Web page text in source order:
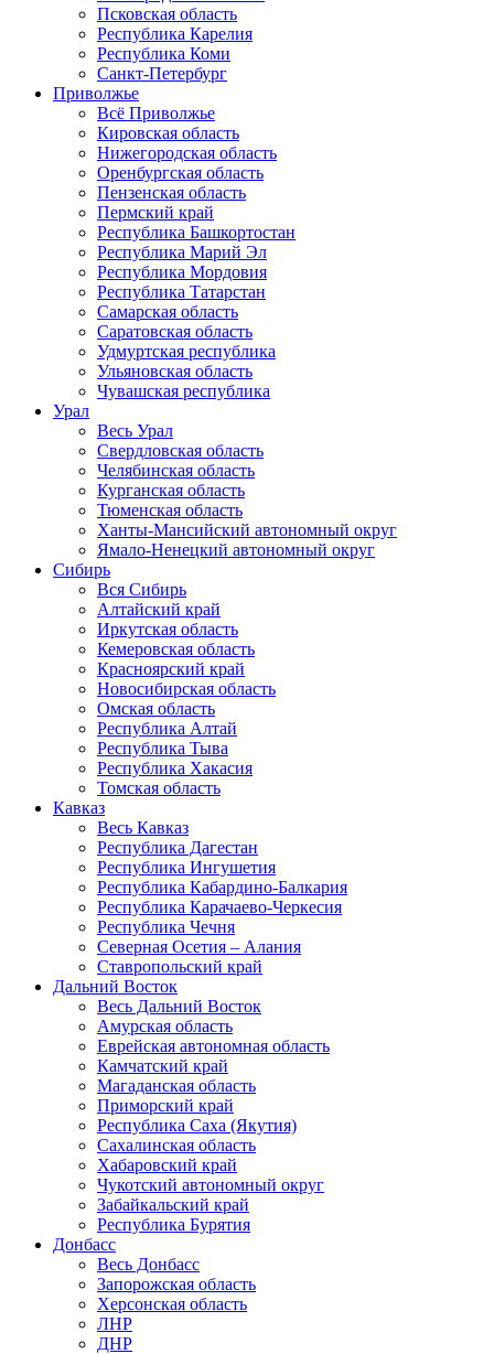
Псковская область
Республика Карелия
Республика Коми
Санкт-Петербург
Приволжье
Всё Приволжье
Кировская область
Нижегородская область
Оренбургская область
Пензенская область
Пермский край
Республика Башкортостан
Республика Марий Эл
Республика Мордовия
Республика Татарстан
Самарская область
Саратовская область
Удмуртская республика
Ульяновская область
Чувашская республика
Урал
Весь Урал
Свердловская область
Челябинская область
Курганская область
Тюменская область
Ханты-Мансийский автономный округ
Ямало-Ненецкий автономный округ
Сибирь
Вся Сибирь
Алтайский край
Иркутская область
Кемеровская область
Красноярский край
Новосибирская область
Омская область
Республика Алтай
Республика Тыва
Республика Хакасия
Томская область
Кавказ
Весь Кавказ
Республика Дагестан
Республика Ингушетия
Республика Кабардино-Балкария
Республика Карачаево-Черкесия
Республика Чечня
Северная Осетия – Алания
Ставропольский край
Дальний Восток
Весь Дальний Восток
Амурская область
Еврейская автономная область
Камчатский край
Магаданская область
Приморский край
Республика Саха (Якутия)
Сахалинская область
Хабаровский край
Чукотский автономный округ
Забайкальский край
Республика Бурятия
Донбасс
Весь Донбасс
Запорожская область
Херсонская область
ЛНР
ДНР